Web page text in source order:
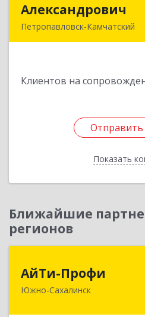
Александрович
Петропавловск-Камчатский
Клиентов на
Отправить
Показать
Отправить
Назад
Ближайшие
регионов
АйТи-Профи
Южно-Сахалинск
693023,